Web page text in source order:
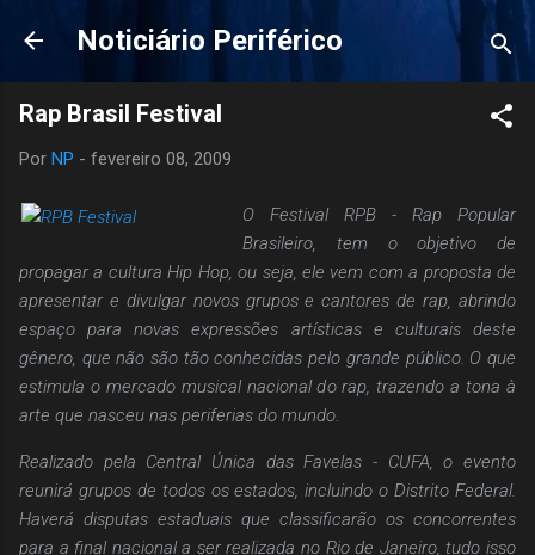
Pular para o conteúdo principal
Noticiário Periférico
Rap Brasil Festival
Por NP - fevereiro 08, 2009
O Festival RPB - Rap Popular
Brasileiro, tem o objetivo de
propagar a cultura Hip Hop, ou seja, ele vem com a proposta de
apresentar e divulgar novos grupos e cantores de rap, abrindo
espaço para novas expressões artísticas e culturais deste
gênero, que não são tão conhecidas pelo grande público. O que
estimula o mercado musical nacional do rap, trazendo a tona à
arte que nasceu nas periferias do mundo.
Realizado pela Central Única das Favelas - CUFA, o evento
reunirá grupos de todos os estados, incluindo o Distrito Federal.
Haverá disputas estaduais que classificarão os concorrentes
para a final nacional a ser realizada no Rio de Janeiro, tudo isso